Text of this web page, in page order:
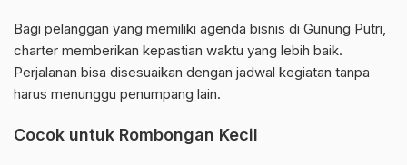
Bagi pelanggan yang memiliki agenda bisnis di Gunung Putri,
charter memberikan kepastian waktu yang lebih baik.
Perjalanan bisa disesuaikan dengan jadwal kegiatan tanpa
harus menunggu penumpang lain.
Cocok untuk Rombongan Kecil